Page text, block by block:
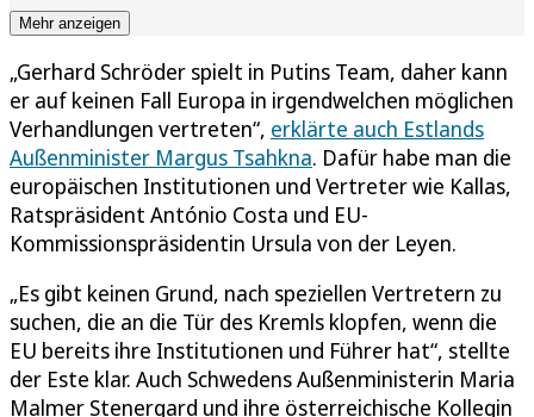
Mehr anzeigen
„Gerhard Schröder spielt in Putins Team, daher kann
er auf keinen Fall Europa in irgendwelchen möglichen
Verhandlungen vertreten“, erklärte auch Estlands
Außenminister Margus Tsahkna. Dafür habe man die
europäischen Institutionen und Vertreter wie Kallas,
Ratspräsident António Costa und EU-
Kommissionspräsidentin Ursula von der Leyen.
„Es gibt keinen Grund, nach speziellen Vertretern zu
suchen, die an die Tür des Kremls klopfen, wenn die
EU bereits ihre Institutionen und Führer hat“, stellte
der Este klar. Auch Schwedens Außenministerin Maria
Malmer Stenergard und ihre österreichische Kollegin